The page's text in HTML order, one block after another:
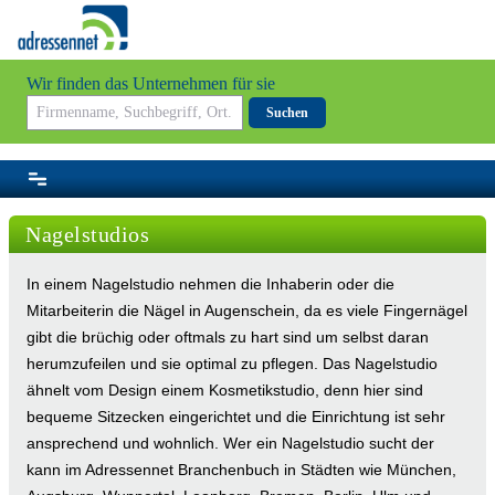
Wir finden das Unternehmen für sie
Suchen
Nagelstudios
In einem Nagelstudio nehmen die Inhaberin oder die
Mitarbeiterin die Nägel in Augenschein, da es viele Fingernägel
gibt die brüchig oder oftmals zu hart sind um selbst daran
herumzufeilen und sie optimal zu pflegen. Das Nagelstudio
ähnelt vom Design einem Kosmetikstudio, denn hier sind
bequeme Sitzecken eingerichtet und die Einrichtung ist sehr
ansprechend und wohnlich. Wer ein Nagelstudio sucht der
kann im Adressennet Branchenbuch in Städten wie München,